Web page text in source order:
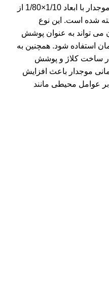
می توان گفت: ایرانیت سیمانی موجدار با ابعاد 1/10×1/80 از
شده است. این نوع
می تواند به عنوان پوشش
استفاده شود. همچنین به
در ساخت کلاژ و پوشش
موجدار باعث افزایش
عوامل محیطی مانند